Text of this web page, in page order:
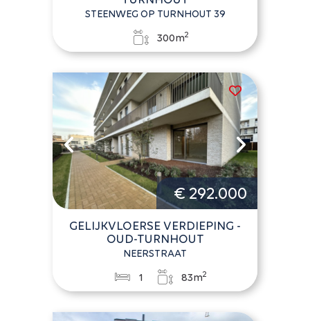
STEENWEG OP TURNHOUT 39
300m2
€ 292.000
GELIJKVLOERSE VERDIEPING -
OUD-TURNHOUT
NEERSTRAAT
1 83m2